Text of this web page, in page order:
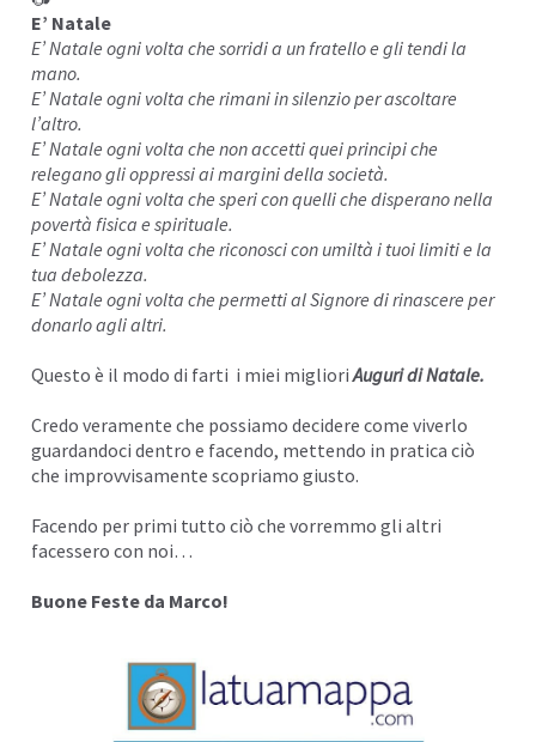
E’ Natale
E’ Natale ogni volta che sorridi a un fratello e gli tendi la
mano.
E’ Natale ogni volta che rimani in silenzio per ascoltare
l’altro.
E’ Natale ogni volta che non accetti quei principi che
relegano gli oppressi ai margini della società.
E’ Natale ogni volta che speri con quelli che disperano nella
povertà fisica e spirituale.
E’ Natale ogni volta che riconosci con umiltà i tuoi limiti e la
tua debolezza.
E’ Natale ogni volta che permetti al Signore di rinascere per
donarlo agli altri.
Questo è il modo di farti i miei miglioriAuguri di Natale.
Credo veramente che possiamo decidere come viverlo
guardandoci dentro e facendo, mettendo in pratica ciò
che improvvisamente scopriamo giusto.
Facendo per primi tutto ciò che vorremmo gli altri
facessero con noi…
Buone Feste da Marco!